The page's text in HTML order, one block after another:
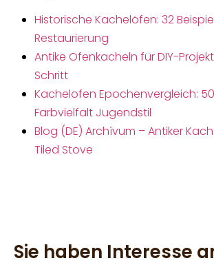
Historische Kachelöfen: 32
Restaurierung
Antike Ofenkacheln für DIY-
Schritt
Kachelofen Epochenvergleich:
Farbvielfalt Jugendstil
Blog (DE) Archívum – Antiker
Tiled Stove
Sie haben Interesse